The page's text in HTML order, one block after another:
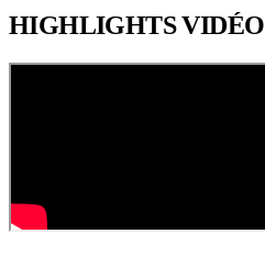
HIGHLIGHTSVIDÉO